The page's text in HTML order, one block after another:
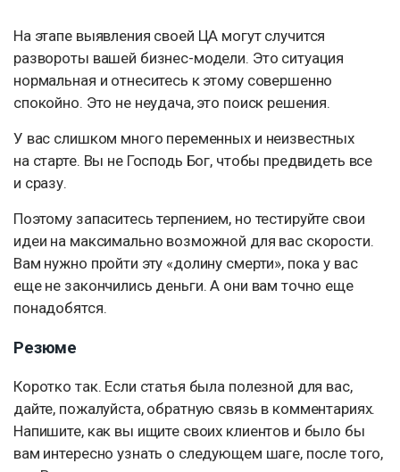
На этапе выявления своей ЦА могут случится
развороты вашей бизнес-модели. Это ситуация
нормальная и отнеситесь к этому совершенно
спокойно. Это не неудача, это поиск решения.
У вас слишком много переменных и неизвестных
на старте. Вы не Господь Бог, чтобы предвидеть все
и сразу.
Поэтому запаситесь терпением, но тестируйте свои
идеи на максимально возможной для вас скорости.
Вам нужно пройти эту «долину смерти», пока у вас
еще не закончились деньги. А они вам точно еще
понадобятся.
Резюме
Коротко так. Если статья была полезной для вас,
дайте, пожалуйста, обратную связь в комментариях.
Напишите, как вы ищите своих клиентов и было бы
вам интересно узнать о следующем шаге, после того,